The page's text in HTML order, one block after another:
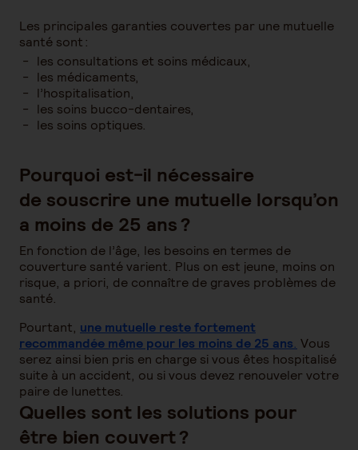
Les principales garanties couvertes par une mutuelle
santé sont :
les consultations et soins médicaux,
les médicaments,
l’hospitalisation,
les soins bucco-dentaires,
les soins optiques.
Pourquoi est-il nécessaire
de souscrire une mutuelle lorsqu’on
a moins de 25 ans ?
En fonction de l’âge, les besoins en termes de
couverture santé varient. Plus on est jeune, moins on
risque, a priori, de connaître de graves problèmes de
santé.
Pourtant, une mutuelle reste fortement
recommandée même pour les moins de 25 ans. Vous
serez ainsi bien pris en charge si vous êtes hospitalisé
suite à un accident, ou si vous devez renouveler votre
paire de lunettes.
Quelles sont les solutions pour
être bien couvert ?